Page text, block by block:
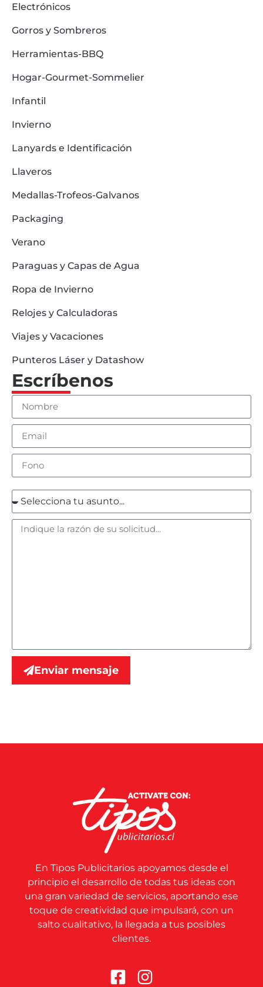
Electrónicos
Gorros y Sombreros
Herramientas-BBQ
Hogar-Gourmet-Sommelier
Infantil
Invierno
Lanyards e Identificación
Llaveros
Medallas-Trofeos-Galvanos
Packaging
Verano
Paraguas y Capas de Agua
Ropa de Invierno
Relojes y Calculadoras
Viajes y Vacaciones
Punteros Láser y Datashow
Escríbenos
Enviar mensaje
En Tipos Publicitarios apoyamos desde el
principio el desarrollo de todas tus ideas con
una gran variedad de servicios, aportando ese
toque de creatividad que impulsará, con un
salto cualitativo, la llegada a tus posibles
clientes.